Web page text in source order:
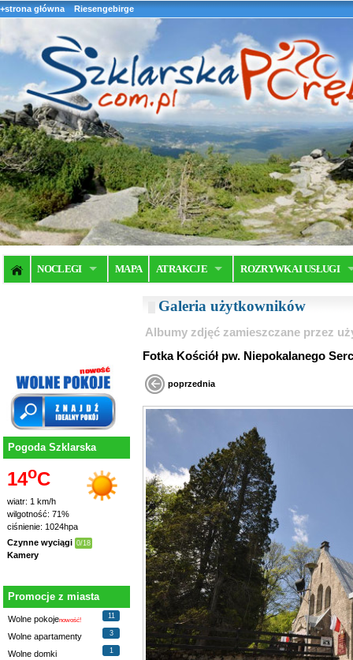
+strona główna Riesengebirge
NOCLEGI MAPA ATRAKCJE ROZRYWKA I USŁUGI
Pogoda Szklarska
14oC
wiatr: 1 km/h
wilgotność: 71%
ciśnienie: 1024hpa
Czynne wyciągi 0/18
Kamery
Promocje z miasta
Wolne pokojenowość!
11
Wolne apartamenty 3
Wolne domki 1
Galeria użytkowników
Albumy zdjęć zamieszczane przez
poprzednia